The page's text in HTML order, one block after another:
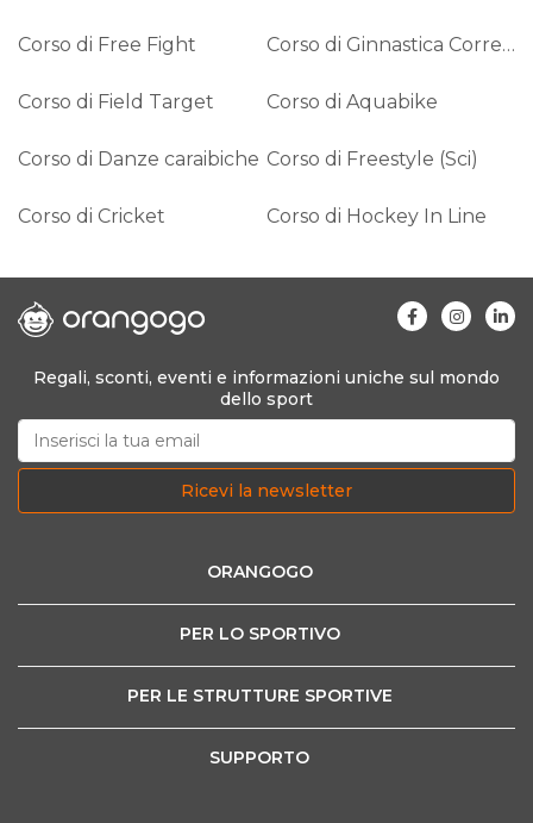
Corso di Free Fight Corso di Ginnastica Correttiva
Corso di Field Target Corso di Aquabike
Corso di Danze caraibiche Corso di Freestyle (Sci)
Corso di Cricket Corso di Hockey In Line
Regali, sconti, eventi e informazioni uniche sul mondo
dello sport
Ricevi la newsletter
ORANGOGO
PER LO SPORTIVO
PER LE STRUTTURE SPORTIVE
SUPPORTO